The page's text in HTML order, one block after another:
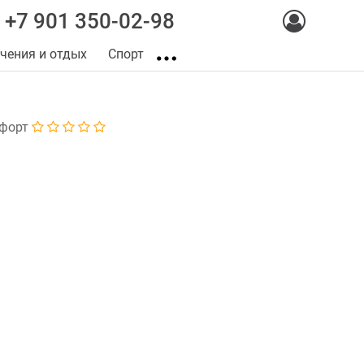
+7 901 350-02-98
и отдых Спорт